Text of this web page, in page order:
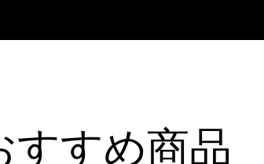
すすめ商品